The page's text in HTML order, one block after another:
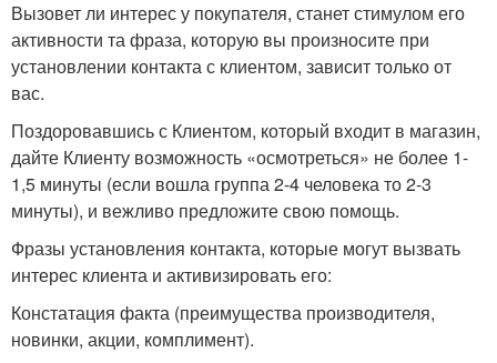
Вызовет ли интерес у покупателя, станет стимулом его
активности та фраза, которую вы произносите при
установлении контакта с клиентом, зависит только от
вас.
Поздоровавшись с Клиентом, который входит в магазин,
дайте Клиенту возможность «осмотреться» не более 1-
1,5 минуты (если вошла группа 2-4 человека то 2-3
минуты), и вежливо предложите свою помощь.
Фразы установления контакта, которые могут вызвать
интерес клиента и активизировать его:
Констатация факта (преимущества производителя,
новинки, акции, комплимент).